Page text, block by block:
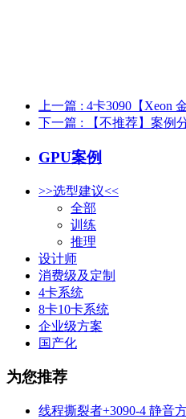
上一篇 : 4卡3090【Xeon
下一篇 : 【不推荐】案例
GPU案例
>>选型建议<<
全部
训练
推理
设计师
消费级及定制
4卡系统
8卡10卡系统
企业级方案
国产化
为您推荐
线程撕裂者+3090-4 静音